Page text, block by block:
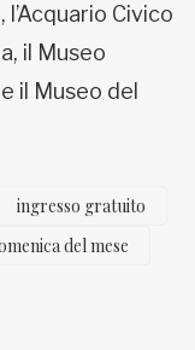
Civico
il Museo
il Museo del
ingresso gratuito
del mese